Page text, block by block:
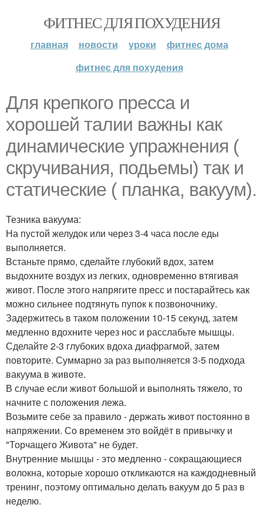
ФИТНЕС ДЛЯ ПОХУДЕНИЯ
главная новости уроки
фитнес дома
фитнес для похудения
Для крепкого пресса и
хорошей талии важны как
динамические упражнения (
скручивания, подьемы) так и
статические ( планка, вакуум).
Тезника вакуума:
На пустой желудок или через 3-4 часа после еды
выполняется.
Встаньте прямо, сделайте глубокий вдох, затем
выдохните воздух из легких, одновременно втягивая
живот. После этого напрягите пресс и постарайтесь как
можно сильнее подтянуть пупок к позвоночнику.
Задержитесь в таком положении 10-15 секунд, затем
медленно вдохните через нос и расслабьте мышцы.
Сделайте 2-3 глубоких вдоха диафрагмой, затем
повторите. Суммарно за раз выполняется 3-5 подхода
вакуума в животе.
В случае если живот большой и выполнять тяжело, то
начните с положения лежа.
Возьмите себе за правило - держать живот постоянно в
напряжении. Со временем это войдёт в привычку и
"Торчащего Живота" не будет.
Внутренние мышцы - это медленно - сокращающиеся
волокна, которые хорошо откликаются на каждодневный
тренинг, поэтому оптимально делать вакуум до 5 раз в
неделю.